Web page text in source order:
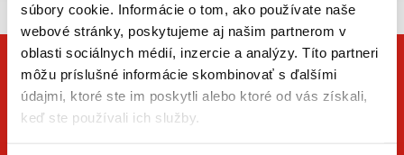
súbory cookie. Informácie o tom, ako používate naše
webové stránky, poskytujeme aj našim partnerom v
oblasti sociálnych médií, inzercie a analýzy. Títo partneri
môžu príslušné informácie skombinovať s ďalšími
údajmi, ktoré ste im poskytli alebo ktoré od vás získali,
keď ste používali ich služby.